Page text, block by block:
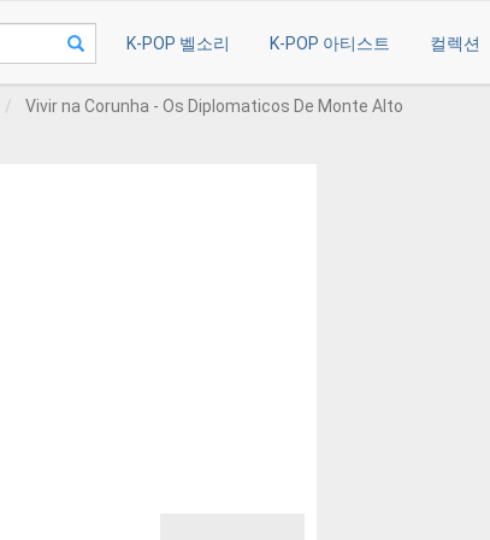
K-POP 벨소리 K-POP 아티스트 컬렉션
Vivir na Corunha - Os Diplomaticos De Monte Alto